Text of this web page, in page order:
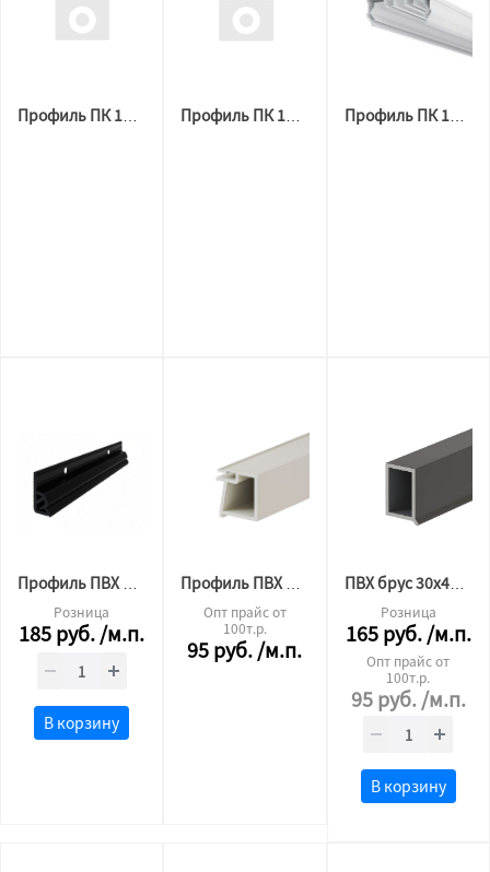
Профиль ПК 14 гардина 2х рядная (3,2 м) ПВХ
Розница
185руб./м.п.
В корзину
Опт прайс от
100т.р.
95руб./м.п.
ПВХ брус 30х45 (палка 2м)
Розница
165руб./м.п.
Опт прайс от
100т.р.
95руб./м.п.
В корзину